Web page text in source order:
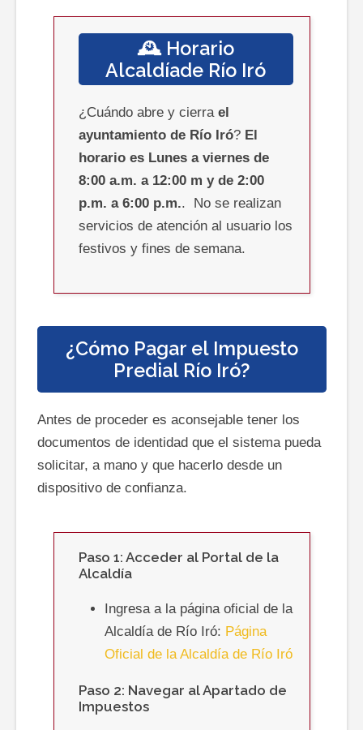
🕰️ Horario
Alcaldíade Río Iró
¿Cuándo abre y cierra el
ayuntamientode Río Iró? El
horario es Lunes a viernes de
8:00 a.m. a 12:00 m y de 2:00
p.m. a 6:00 p.m..
No se realizan
servicios de atención al usuario los
festivos y fines de semana.
¿Cómo Pagar el Impuesto
Predial Río Iró?
Antes de proceder es aconsejable tener los
documentos de identidad que el sistema pueda
solicitar, a mano y que hacerlo desde un
dispositivo de confianza.
Paso 1: Acceder al Portal de la
Alcaldía
Ingresa a la página oficial de la
Alcaldía de Río Iró: Página
Oficial de la Alcaldía de Río Iró
Paso 2: Navegar al Apartado de
Impuestos